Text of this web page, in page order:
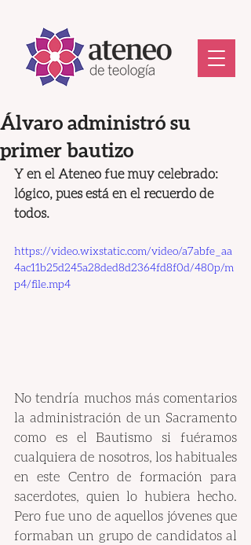
Álvaro administró su
primer bautizo
Y en el Ateneo fue muy celebrado:
lógico, pues está en el recuerdo de
todos.
https://video.wixstatic.com/video/a7abfe_aa
4ac11b25d245a28ded8d2364fd8f0d/480p/m
p4/file.mp4
No tendría muchos más comentarios
la administración de un Sacramento
como es el Bautismo si fuéramos
cualquiera de nosotros, los habituales
en este Centro de formación para
sacerdotes, quien lo hubiera hecho.
Pero fue uno de aquellos jóvenes que
formaban un grupo de candidatos al